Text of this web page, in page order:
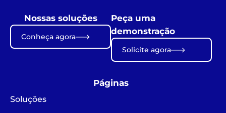
Nossas soluções
Conheça agora
Peça uma
demonstração
Solicite agora
Páginas
Soluções